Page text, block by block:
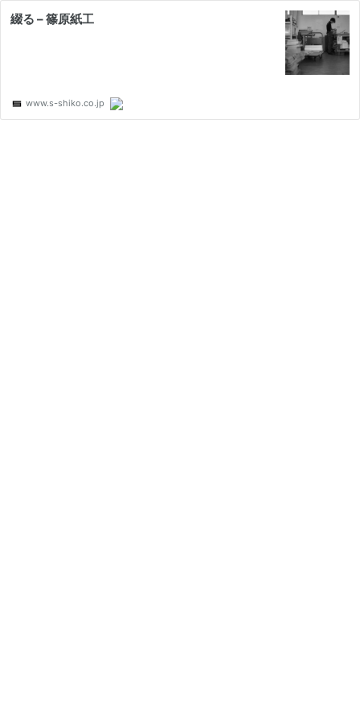
綴る – 篠原紙工
www.s-shiko.co.jp